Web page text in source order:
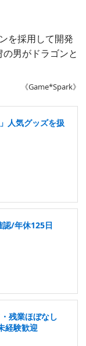
を採用して開発
男がドラゴンと
《Game*Spark》
人気グッズを扱
認/年休125日
残業ほぼなし
経験歓迎